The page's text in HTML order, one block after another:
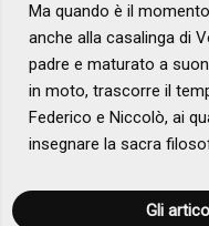
Ma quando è il
anche alla casalinga di
padre e maturato a
in moto, trascorre il
Federico e Niccolò, ai
insegnare la sacra
Gli